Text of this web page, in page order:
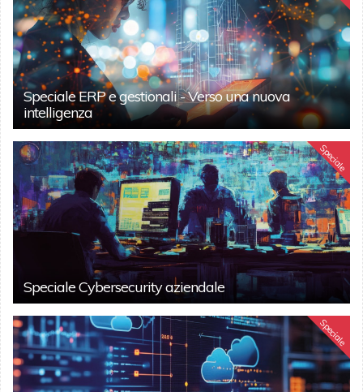
Speciale ERP e gestionali - Verso una nuova
intelligenza
Speciale
Speciale Cybersecurity aziendale
Speciale